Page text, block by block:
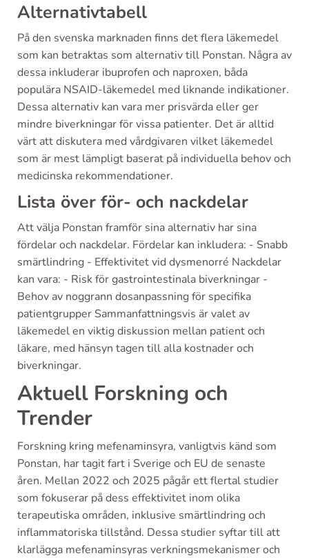
Alternativtabell
På den svenska marknaden finns det flera läkemedel
som kan betraktas som alternativ till Ponstan. Några av
dessa inkluderar ibuprofen och naproxen, båda
populära NSAID-läkemedel med liknande indikationer.
Dessa alternativ kan vara mer prisvärda eller ger
mindre biverkningar för vissa patienter. Det är alltid
värt att diskutera med vårdgivaren vilket läkemedel
som är mest lämpligt baserat på individuella behov och
medicinska rekommendationer.
Lista över för- och nackdelar
Att välja Ponstan framför sina alternativ har sina
fördelar och nackdelar. Fördelar kan inkludera: - Snabb
smärtlindring - Effektivitet vid dysmenorré Nackdelar
kan vara: - Risk för gastrointestinala biverkningar -
Behov av noggrann dosanpassning för specifika
patientgrupper Sammanfattningsvis är valet av
läkemedel en viktig diskussion mellan patient och
läkare, med hänsyn tagen till alla kostnader och
biverkningar.
Aktuell Forskning och
Trender
Forskning kring mefenaminsyra, vanligtvis känd som
Ponstan, har tagit fart i Sverige och EU de senaste
åren. Mellan 2022 och 2025 pågår ett flertal studier
som fokuserar på dess effektivitet inom olika
terapeutiska områden, inklusive smärtlindring och
inflammatoriska tillstånd. Dessa studier syftar till att
klarlägga mefenaminsyras verkningsmekanismer och